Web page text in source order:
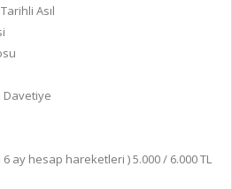
Asıl
Davetiye
6 ay hesap hareketleri ) 5.000 / 6.000 TL